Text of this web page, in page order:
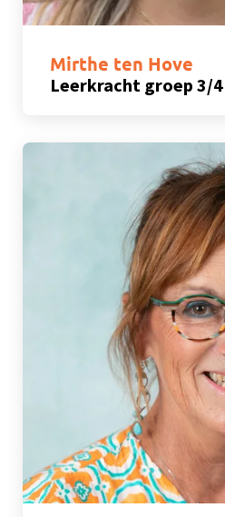
Mirthe ten Hove
Leerkracht groep 3/4